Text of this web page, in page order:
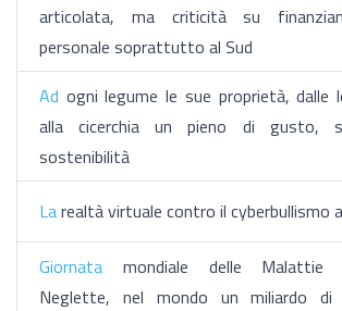
articolata, ma criticità su
personale soprattutto al Sud
Ad ogni legume le sue proprietà, dalle
alla cicerchia un pieno di gusto,
sostenibilità
Larealtà virtuale contro il cyberbullismo
Giornata mondiale delle Malattie
Neglette, nel mondo un miliardo di